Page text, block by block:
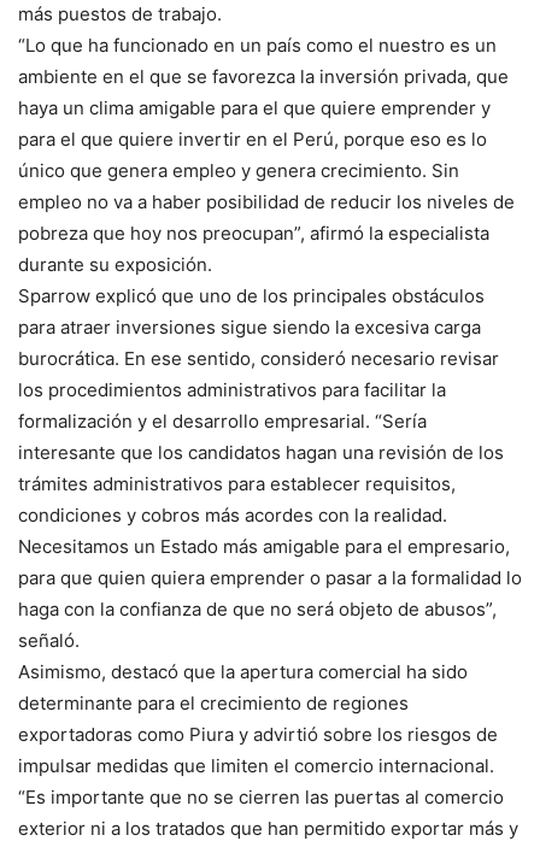
más puestos de trabajo.
“Lo que ha funcionado en un país como el nuestro es un
ambiente en el que se favorezca la inversión privada, que
haya un clima amigable para el que quiere emprender y
para el que quiere invertir en el Perú, porque eso es lo
único que genera empleo y genera crecimiento. Sin
empleo no va a haber posibilidad de reducir los niveles de
pobreza que hoy nos preocupan”, afirmó la especialista
durante su exposición.
Sparrow explicó que uno de los principales obstáculos
para atraer inversiones sigue siendo la excesiva carga
burocrática. En ese sentido, consideró necesario revisar
los procedimientos administrativos para facilitar la
formalización y el desarrollo empresarial. “Sería
interesante que los candidatos hagan una revisión de los
trámites administrativos para establecer requisitos,
condiciones y cobros más acordes con la realidad.
Necesitamos un Estado más amigable para el empresario,
para que quien quiera emprender o pasar a la formalidad lo
haga con la confianza de que no será objeto de abusos”,
señaló.
Asimismo, destacó que la apertura comercial ha sido
determinante para el crecimiento de regiones
exportadoras como Piura y advirtió sobre los riesgos de
impulsar medidas que limiten el comercio internacional.
“Es importante que no se cierren las puertas al comercio
exterior ni a los tratados que han permitido exportar más y